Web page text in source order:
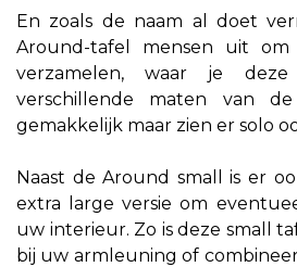
En zoals de naam al doet
Around-tafel mensen uit
verzamelen, waar je
verschillende maten van
gemakkelijk maar zien er solo
Naast de Around small is er
extra large versie om
uw interieur. Zo is deze small
bij uw armleuning of